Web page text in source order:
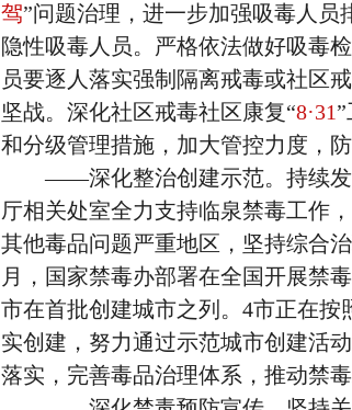
驾”问题治理，进一步加强吸毒人
隐性吸毒人员。严格依法做好吸毒
员要逐人落实强制隔离戒毒或社区
坚战。深化社区戒毒社区康复“8·31
和分级管理措施，加大管控力度，
——深化整治创建示范。持续发
厅相关处室全力支持临泉禁毒工作
其他毒品问题严重地区，坚持综合
月，国家禁毒办部署在全国开展禁
市在首批创建城市之列。4市正在
实创建，努力通过示范城市创建活
落实，完善毒品治理体系，推动禁毒